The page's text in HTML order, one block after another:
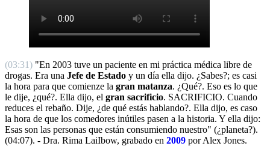
(03:31) "En 2003 tuve un paciente en mi práctica médica libre de
drogas. Era una Jefe de Estado y un día ella dijo. ¿Sabes?; es casi
la hora para que comienze la gran matanza. ¿Qué?. Eso es lo que
le dije, ¿qué?. Ella dijo, el gran sacrificio. SACRIFICIO. Cuando
reduces el rebaño. Dije, ¿de qué estás hablando?. Ella dijo, es caso
la hora de que los comedores inútiles pasen a la historia. Y ella dijo:
Esas son las personas que están consumiendo nuestro" (¿planeta?).
(04:07). - Dra. Rima LaiIbow, grabado en 2009 por Alex Jones.